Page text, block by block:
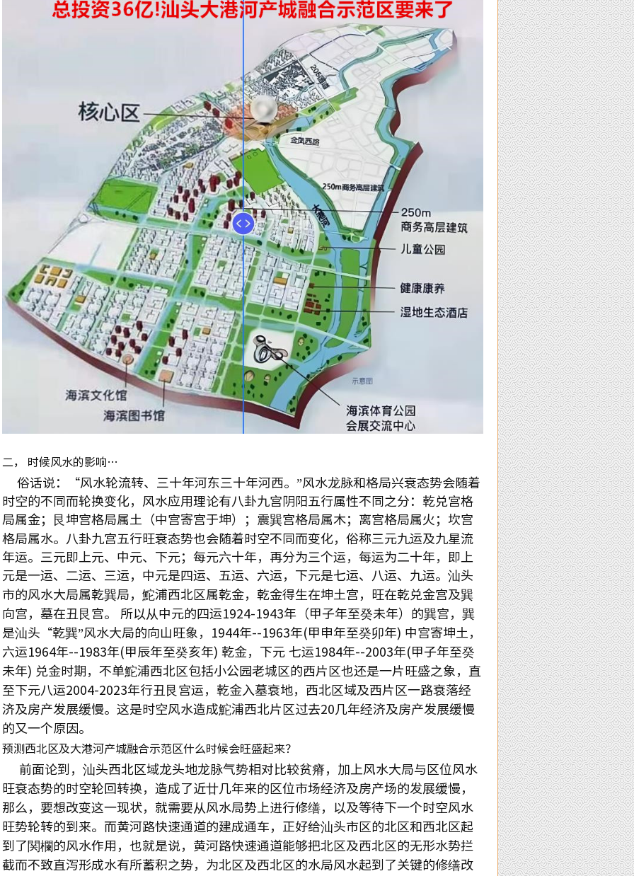
二， 时候风水的影响…
俗话说：“风水轮流转、三十年河东三十年河西。”风水龙脉和格局兴衰态势会随着
时空的不同而轮换变化，风水应用理论有八卦九宫阴阳五行属性不同之分：乾兑宫格
局属金；艮坤宫格局属土（中宫寄宫于坤）；震巽宫格局属木；离宫格局属火；坎宫
格局属水。八卦九宫五行旺衰态势也会随着时空不同而变化，俗称三元九运及九星流
年运。三元即上元、中元、下元；每元六十年，再分为三个运，每运为二十年，即上
元是一运、二运、三运，中元是四运、五运、六运，下元是七运、八运、九运。汕头
市的风水大局属乾巽局，鮀浦西北区属乾金，乾金得生在坤土宫，旺在乾兑金宫及巽
向宫，墓在丑艮宫。 所以从中元的四运1924-1943年（甲子年至癸未年）的巽宫，巽
是汕头“乾巽”风水大局的向山旺象，1944年--1963年(甲申年至癸卯年) 中宫寄坤土，
六运1964年--1983年(甲辰年至癸亥年) 乾金，下元 七运1984年--2003年(甲子年至癸
未年) 兑金时期，不单鮀浦西北区包括小公园老城区的西片区也还是一片旺盛之象，直
至下元八运2004-2023年行丑艮宫运，乾金入墓衰地，西北区域及西片区一路衰落经
济及房产发展缓慢。这是时空风水造成鮀浦西北片区过去20几年经济及房产发展缓慢
的又一个原因。
预测西北区及大港河产城融合示范区什么时候会旺盛起来？
前面论到，汕头西北区域龙头地龙脉气势相对比较贫瘠，加上风水大局与区位风水
旺衰态势的时空轮回转换，造成了近廿几年来的区位市场经济及房产场的发展缓慢，
那么，要想改变这一现状，就需要从风水局势上进行修缮，以及等待下一个时空风水
旺势轮转的到来。而黄河路快速通道的建成通车，正好给汕头市区的北区和西北区起
到了関欄的风水作用，也就是说，黄河路快速通道能够把北区及西北区的无形水势拦
截而不致直泻形成水有所蓄积之势，为北区及西北区的水局风水起到了关键的修缮改